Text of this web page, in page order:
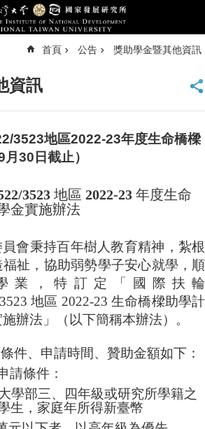
首頁 公告 獎助學金暨其他資訊
資訊
3523地區2022-23年度生命橋樑
30日截止）
3523 地區 2022-23 年度生命
金實施辦法
會秉持百年樹人教育精神，紮根
祉，協助弱勢學子安心就學，順
業，特訂定「國際扶輪
地區 2022-23 生命橋樑助學計
辦法」（以下簡稱本辦法）。
件、申請時間、贊助金額如下：
請條件：
學部三、四年級或研究所學籍之
生，家庭年所得新臺幣